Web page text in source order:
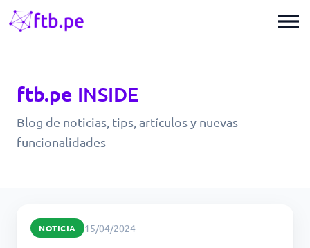
menu
ftb.pe INSIDE
Blog de noticias, tips, artículos y nuevas
funcionalidades
NOTICIA 15/04/2024